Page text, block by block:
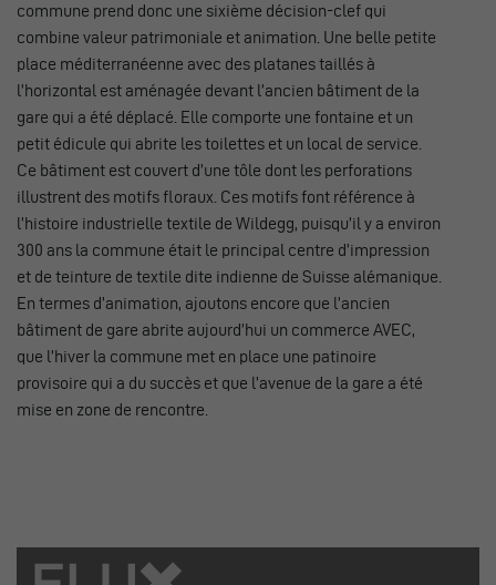
commune prend donc une sixième décision-clef qui
combine valeur patrimoniale et animation. Une belle petite
place méditerranéenne avec des platanes taillés à
l’horizontal est aménagée devant l’ancien bâtiment de la
gare qui a été déplacé. Elle comporte une fontaine et un
petit édicule qui abrite les toilettes et un local de service.
Ce bâtiment est couvert d’une tôle dont les perforations
illustrent des motifs floraux. Ces motifs font référence à
l’histoire industrielle textile de Wildegg, puisqu’il y a environ
300 ans la commune était le principal centre d’impression
et de teinture de textile dite indienne de Suisse alémanique.
En termes d’animation, ajoutons encore que l’ancien
bâtiment de gare abrite aujourd’hui un commerce AVEC,
que l’hiver la commune met en place une patinoire
provisoire qui a du succès et que l’avenue de la gare a été
mise en zone de rencontre.